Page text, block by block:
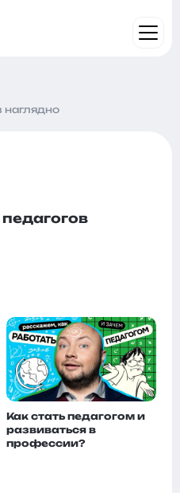
наглядно
Как стать педагогом и
развиваться в
профессии?